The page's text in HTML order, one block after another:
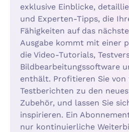
exklusive Einblicke,
und Experten-Tipps, die
Fähigkeiten auf das
Ausgabe kommt mit einer
die Video-Tutorials,
Bildbearbeitungssoftware
enthält. Profitieren Sie von
Testberichten zu den
Zubehör, und lassen Sie
inspirieren. Ein
nur kontinuierliche